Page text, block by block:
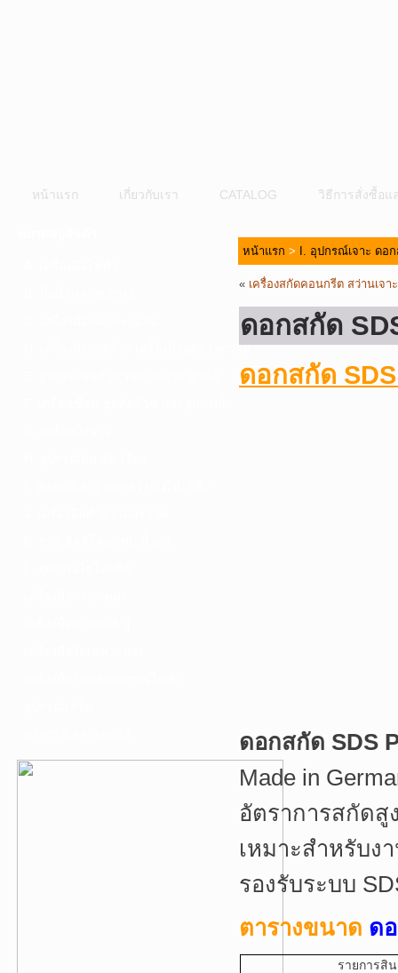
หน้าแรก เกี่ยวกับเรา CATALOG วิธีการสั่งซื้อแ
D. เครื่องมือก่อสร้าง-เครื่องมืออุตสาหกรรม
หน้าแรก > I. อุปกรณ์เจาะ ดอ
« เครื่องสกัดคอนกรีต สว่านเจา
ดอกสกัด
ดอกสกัด
ดอกสกัด SDS
Made in
อัตราการสกัดสู
เหมาะสำหรับง
รองรับระบบ
ตารางขนาด ด
รายการ